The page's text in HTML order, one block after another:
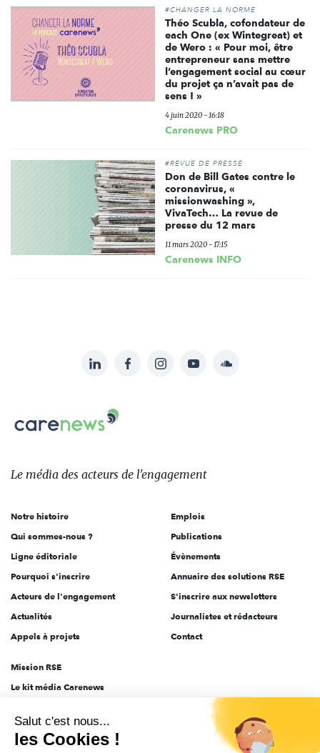
#CHANGER LA NORME
Théo Scubla, cofondateur de
each One (ex Wintegreat) et
de Wero : « Pour moi, être
entrepreneur sans mettre
l’engagement social au cœur
du projet ça n’avait pas de
sens ! »
4 juin 2020 - 16:18
Carenews PRO
#REVUE DE PRESSE
Don de Bill Gates contre le
coronavirus, «
missionwashing »,
VivaTech… La revue de
presse du 12 mars
11 mars 2020 - 17:15
Carenews INFO
sur:
LinkedInFacebookInstagramYouTubeSoundcloud
Carenews,
Le
des
l'engagement
Le média des acteurs de l'engagement
Notre histoire
Qui sommes-nous ?
Ligne éditoriale
Pourquoi s'inscrire
Acteurs de l'engagement
Actualités
Appels à projets
Emplois
Publications
Évènements
Annuaire des solutions RSE
S'inscrire aux newsletters
Journalistes et rédacteurs
Contact
Mission RSE
Le kit média Carenews
AEF info
Novethic
Salut c'est nous...
les Cookies !